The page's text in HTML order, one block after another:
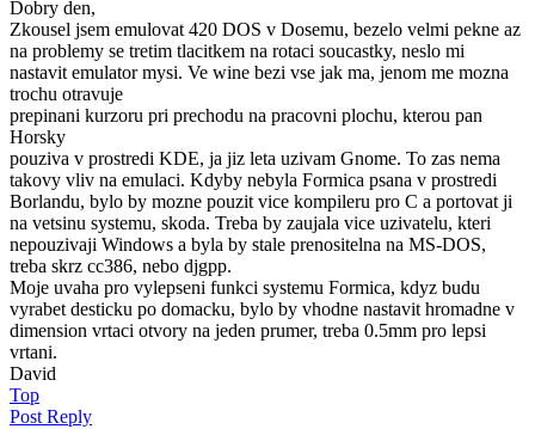
Dobry den,
Zkousel jsem emulovat 420 DOS v Dosemu, bezelo velmi pekne az
na problemy se tretim tlacitkem na rotaci soucastky, neslo mi
nastavit emulator mysi. Ve wine bezi vse jak ma, jenom me mozna
trochu otravuje
prepinani kurzoru pri prechodu na pracovni plochu, kterou pan
Horsky
pouziva v prostredi KDE, ja jiz leta uzivam Gnome. To zas nema
takovy vliv na emulaci. Kdyby nebyla Formica psana v prostredi
Borlandu, bylo by mozne pouzit vice kompileru pro C a portovat ji
na vetsinu systemu, skoda. Treba by zaujala vice uzivatelu, kteri
nepouzivaji Windows a byla by stale prenositelna na MS-DOS,
treba skrz cc386, nebo djgpp.
Moje uvaha pro vylepseni funkci systemu Formica, kdyz budu
vyrabet desticku po domacku, bylo by vhodne nastavit hromadne v
dimension vrtaci otvory na jeden prumer, treba 0.5mm pro lepsi
vrtani.
David
Top
Post Reply